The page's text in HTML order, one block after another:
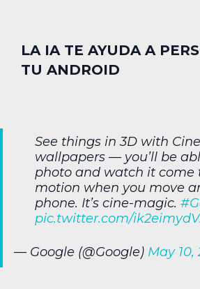
LA IA TE AYUDA A
TU ANDROID
See things in 3D with
wallpapers — you’ll be
photo and watch it come
motion when you move
phone. It’s cine-magic.
pic.twitter.com/
— Google (@Google) May 10,